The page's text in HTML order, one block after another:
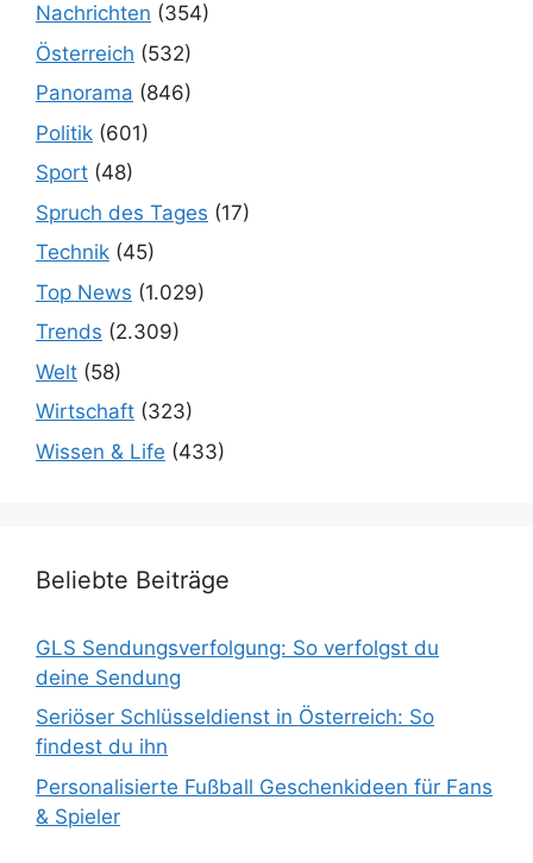
Nachrichten (354)
Österreich (532)
Panorama (846)
Politik (601)
Sport (48)
Spruch des Tages (17)
Technik (45)
Top News (1.029)
Trends (2.309)
Welt (58)
Wirtschaft (323)
Wissen & Life (433)
Beliebte Beiträge
GLS Sendungsverfolgung: So verfolgst du
deine Sendung
Seriöser Schlüsseldienst in Österreich: So
findest du ihn
Personalisierte Fußball Geschenkideen für Fans
& Spieler